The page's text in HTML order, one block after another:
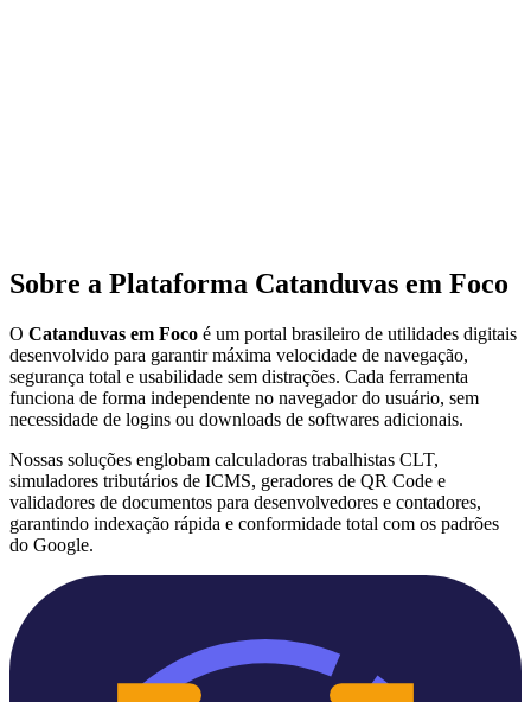
Sobre a Plataforma Catanduvas em Foco
O Catanduvas em Foco é um portal brasileiro de utilidades digitais
desenvolvido para garantir máxima velocidade de navegação,
segurança total e usabilidade sem distrações. Cada ferramenta
funciona de forma independente no navegador do usuário, sem
necessidade de logins ou downloads de softwares adicionais.
Nossas soluções englobam calculadoras trabalhistas CLT,
simuladores tributários de ICMS, geradores de QR Code e
validadores de documentos para desenvolvedores e contadores,
garantindo indexação rápida e conformidade total com os padrões
do Google.